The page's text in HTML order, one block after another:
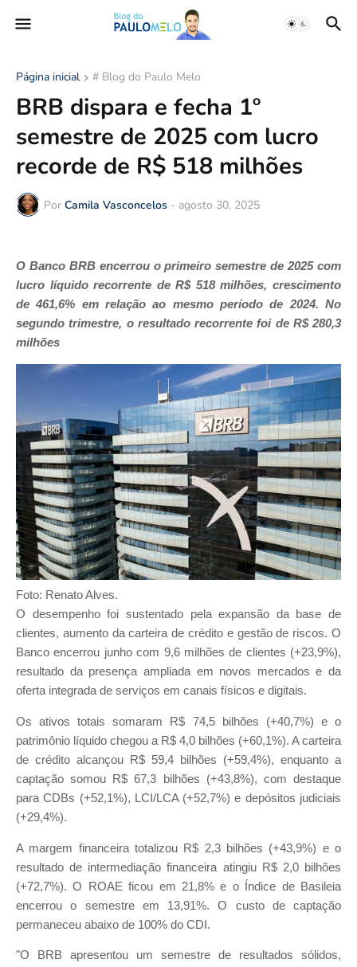
Página inicial # Blog do Paulo Melo
BRB dispara e fecha 1º
semestre de 2025 com lucro
recorde de R$ 518 milhões
Por Camila Vasconcelos - agosto 30, 2025
O Banco BRB encerrou o primeiro semestre de 2025 com
lucro líquido recorrente de R$ 518 milhões, crescimento
de 461,6% em relação ao mesmo período de 2024. No
segundo trimestre, o resultado recorrente foi de R$ 280,3
milhões
Foto: Renato Alves.
O desempenho foi sustentado pela expansão da base de
clientes, aumento da carteira de crédito e gestão de riscos. O
Banco encerrou junho com 9,6 milhões de clientes (+23,9%),
resultado da presença ampliada em novos mercados e da
oferta integrada de serviços em canais físicos e digitais.
Os ativos totais somaram R$ 74,5 bilhões (+40,7%) e o
patrimônio líquido chegou a R$ 4,0 bilhões (+60,1%). A carteira
de crédito alcançou R$ 59,4 bilhões (+59,4%), enquanto a
captação somou R$ 67,3 bilhões (+43,8%), com destaque
para CDBs (+52,1%), LCI/LCA (+52,7%) e depósitos judiciais
(+29,4%).
A margem financeira totalizou R$ 2,3 bilhões (+43,9%) e o
resultado de intermediação financeira atingiu R$ 2,0 bilhões
(+72,7%). O ROAE ficou em 21,8% e o Índice de Basileia
encerrou o semestre em 13,91%. O custo de captação
permaneceu abaixo de 100% do CDI.
"O BRB apresentou um semestre de resultados sólidos,